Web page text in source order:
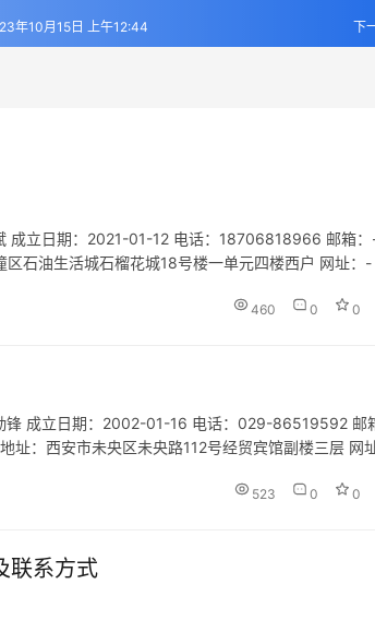
下
年10月15日 上午12:44
成立日期：2021-01-12 电话：18706818966 邮箱
石油生活城石榴花城18号楼一单元四楼西户 网址：-
460 0 0
成立日期：2002-01-16 电话：029-86519592 邮
：西安市未央区未央路112号经贸宾馆副楼三层 网址
523 0 0
联系方式